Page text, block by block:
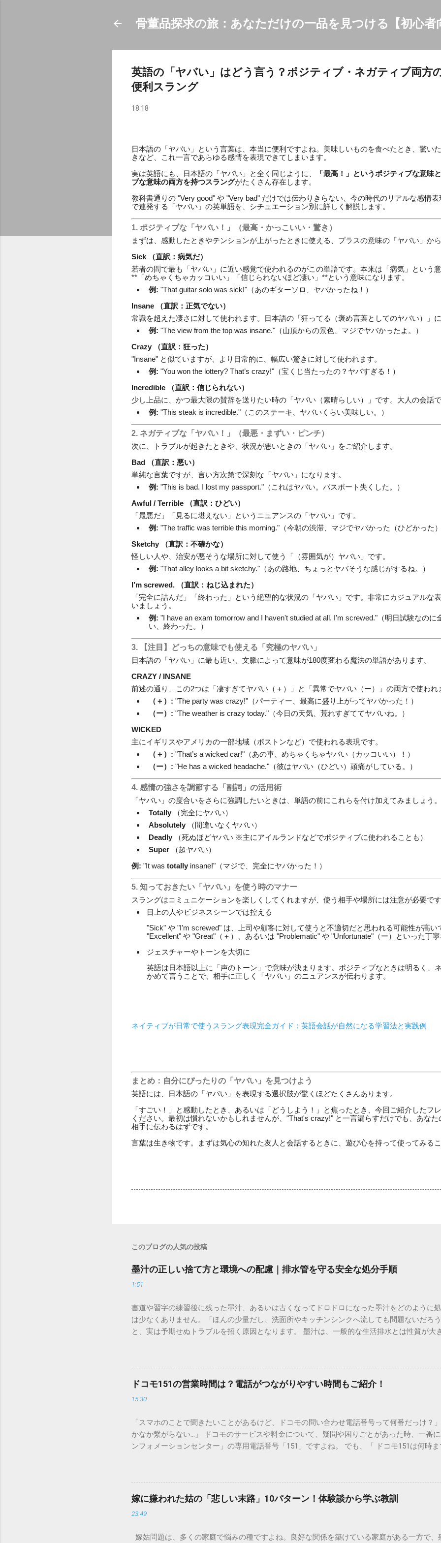
骨董品探求の旅：あなただけの一品を見つける【初心者
英語の「ヤバい」はどう言う？ポジティブ・ネガティブ両方
便利スラング
18:18
日本語の「ヤバい」という言葉は、本当に便利ですよね。美味しいものを食べたとき、驚い
きなど、これ一言であらゆる感情を表現できてしまいます。
実は英語にも、日本語の「ヤバい」と全く同じように、
「最高！」というポジティブな意味
ブな意味の両方を持つスラングがたくさん存在します。
教科書通りの "Very good" や "Very bad" だけでは伝わりきらない、今の時代のリアルな感情
で連発する「ヤバい」の英単語を、シチュエーション別に詳しく解説します。
1. ポジティブな「ヤバい！」（最高・かっこいい・驚き）
まずは、感動したときやテンションが上がったときに使える、プラスの意味の「ヤバい」か
Sick （直訳：病気だ）
若者の間で最も「ヤバい」に近い感覚で使われるのがこの単語です。本来は「病気」という
**「めちゃくちゃカッコいい」「信じられないほど凄い」**という意味になります。
例: "That guitar solo was sick!"（あのギターソロ、ヤバかったね！）
Insane （直訳：正気でない）
常識を超えた凄さに対して使われます。日本語の「狂ってる（褒め言葉としてのヤバい）」に
例: "The view from the top was insane."（山頂からの景色、マジでヤバかったよ。）
Crazy （直訳：狂った）
"Insane" と似ていますが、より日常的に、幅広い驚きに対して使われます。
例: "You won the lottery? That’s crazy!"（宝くじ当たったの？ヤバすぎる！）
Incredible （直訳：信じられない）
少し上品に、かつ最大限の賛辞を送りたい時の「ヤバい（素晴らしい）」です。大人の会話
例: "This steak is incredible."（このステーキ、ヤバいくらい美味しい。）
2. ネガティブな「ヤバい！」（最悪・まずい・ピンチ）
次に、トラブルが起きたときや、状況が悪いときの「ヤバい」をご紹介します。
Bad （直訳：悪い）
単純な言葉ですが、言い方次第で深刻な「ヤバい」になります。
例: "This is bad. I lost my passport."（これはヤバい。パスポート失くした。）
Awful / Terrible （直訳：ひどい）
「最悪だ」「見るに堪えない」というニュアンスの「ヤバい」です。
例: "The traffic was terrible this morning."（今朝の渋滞、マジでヤバかった（ひどかった）
Sketchy （直訳：不確かな）
怪しい人や、治安が悪そうな場所に対して使う「（雰囲気が）ヤバい」です。
例: "That alley looks a bit sketchy."（あの路地、ちょっとヤバそうな感じがするね。）
I’m screwed. （直訳：ねじ込まれた）
「完全に詰んだ」「終わった」という絶望的な状況の「ヤバい」です。非常にカジュアルな
いましょう。
例: "I have an exam tomorrow and I haven't studied at all. I'm screwed."（明日試験なのに
い、終わった。）
3. 【注目】どっちの意味でも使える「究極のヤバい」
日本語の「ヤバい」に最も近い、文脈によって意味が180度変わる魔法の単語があります。
CRAZY / INSANE
前述の通り、この2つは「凄すぎてヤバい（＋）」と「異常でヤバい（ー）」の両方で使われ
（＋）: "The party was crazy!"（パーティー、最高に盛り上がってヤバかった！）
（ー）: "The weather is crazy today."（今日の天気、荒れすぎててヤバいね。）
WICKED
主にイギリスやアメリカの一部地域（ボストンなど）で使われる表現です。
（＋）: "That’s a wicked car!"（あの車、めちゃくちゃヤバい（カッコいい）！）
（ー）: "He has a wicked headache."（彼はヤバい（ひどい）頭痛がしている。）
4. 感情の強さを調節する「副詞」の活用術
「ヤバい」の度合いをさらに強調したいときは、単語の前にこれらを付け加えてみましょう。
Totally （完全にヤバい）
Absolutely （間違いなくヤバい）
Deadly （死ぬほどヤバい ※主にアイルランドなどでポジティブに使われることも）
Super （超ヤバい）
例: "It was totally insane!"（マジで、完全にヤバかった！）
5. 知っておきたい「ヤバい」を使う時のマナー
スラングはコミュニケーションを楽しくしてくれますが、使う相手や場所には注意が必要です
目上の人やビジネスシーンでは控える
"Sick" や "I'm screwed" は、上司や顧客に対して使うと不適切だと思われる可能性が高い
"Excellent" や "Great"（＋）、あるいは "Problematic" や "Unfortunate"（ー）といった丁寧
ジェスチャーやトーンを大切に
英語は日本語以上に「声のトーン」で意味が決まります。ポジティブなときは明るく、
かめて言うことで、相手に正しく「ヤバい」のニュアンスが伝わります。
ネイティブが日常で使うスラング表現完全ガイド：英語会話が自然になる学習法と実践例
まとめ：自分にぴったりの「ヤバい」を見つけよう
英語には、日本語の「ヤバい」を表現する選択肢が驚くほどたくさんあります。
「すごい！」と感動したとき、あるいは「どうしよう！」と焦ったとき、今回ご紹介したフ
ください。最初は慣れないかもしれませんが、"That's crazy!" と一言漏らすだけでも、あな
相手に伝わるはずです。
言葉は生き物です。まずは気心の知れた友人と会話するときに、遊び心を持って使ってみる
このブログの人気の投稿
墨汁の正しい捨て方と環境への配慮｜排水管を守る安全な処分手順
1:51
書道や習字の練習後に残った墨汁、あるいは古くなってドロドロになった墨汁をどのように
は少なくありません。「ほんの少量だし、洗面所やキッチンシンクへ流しても問題ないだろ
と、実は予期せぬトラブルを招く原因となります。 墨汁は、一般的な生活排水とは性質が大
は、墨汁を安全かつ環境に優しい方法で処分するための手順と、容器を適切に分別する方法
「排水口に流してはいけない」3つの理由 墨汁の主成分は「煤（すす）」と「膠（にかわ）
非常に微細かつ独特の粘性を持っているため、下水処理や配管維持の観点から以下の問題が
刻な負荷 墨汁に含まれる煤の粒子は極めて微細です。現代の排水処理施設であっても、これ
除去することは容易ではありません。大量に流し続けると河川や海まで到達し、水質の濁り
質があります。排水管内で墨汁が冷えて付着すると、管の通り道を狭め、深刻な詰まりを引
経過した住宅では配管トラブルが起きやすく、修理費用が高額になるケースも珍しくありま
の沈着 陶器やホーロー製のシンクに墨汁が付着すると、細かい粒子が素材の隙間に入り込み
原因となります。 環境を守る！家庭でできる正しい墨汁の捨て方 家庭で墨汁を処分する際は
ことが絶対ルールです。以下のいずれかの方法で「固形物」として処分してください。 手順
「可燃ごみ」へ 最も手軽で確実な方法は、液体を布や紙に吸わせて固形物に変えることです
ドコモ151の営業時間は？電話がつながりやすい時間もご紹介！
15:30
「スマホのことで聞きたいことがあるけど、ドコモの問い合わせ電話番号って何番だっけ？
かなか繋がらない…」 ドコモのサービスや料金について、疑問や困りごとがあった時、一番
ンフォメーションセンター」の専用電話番号「151」ですよね。 でも、「 ドコモ151は何時ま
では、ドコモ151の営業時間や、電話が繋がりやすい時間帯、さらには電話がつながらない
説します。 1. ドコモ151の営業時間は午前9時～午後8時 結論から言うと、ドコモのインフォ
の受付時間は、 午前9時から午後8時まで です。 年中無休で、土日祝日も営業しています。「
る際、まず「夜8時まで」と覚えておけば、仕事帰りでも少し余裕を持って連絡することがで
れば、ドコモの携帯電話から151にダイヤルすることで、無料でオペレーターに相談すること
151（無料） 一般電話・他社携帯から： 0120-800-000（無料） どちらの番号も、 151 営業
嫁に嫌われた姑の「悲しい末路」10パターン！体験談から学ぶ教訓
23:49
嫁姑問題は、多くの家庭で悩みの種ですよね。良好な関係を築けている家庭がある一方で、